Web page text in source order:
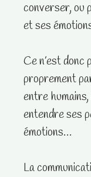
converser, ou
et ses
Ce n’est donc
proprement
entre
entendre ses
émotions…
La